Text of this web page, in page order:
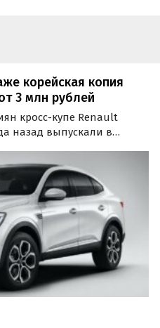
корейская копия
3 млн рублей
кросс-купе Renault
назад выпускали в